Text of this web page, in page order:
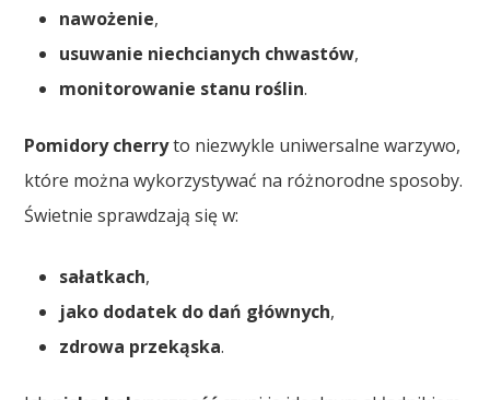
nawożenie,
usuwanie niechcianych chwastów,
monitorowanie stanu roślin.
Pomidory cherryto niezwykle uniwersalne warzywo,
które można wykorzystywać na różnorodne sposoby.
Świetnie sprawdzają się w:
sałatkach,
jako dodatek do dań głównych,
zdrowa przekąska.